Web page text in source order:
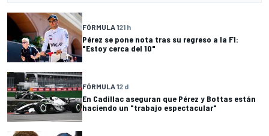
FÓRMULA 121 h
Pérez se pone nota tras su regreso a la F1:
"Estoy cerca del 10"
FÓRMULA 12 d
En Cadillac aseguran que Pérez y Bottas están
haciendo un "trabajo espectacular"